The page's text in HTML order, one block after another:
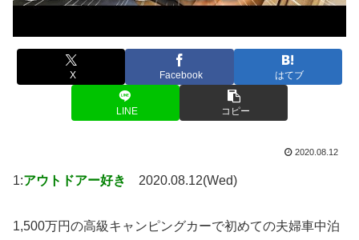
X Facebook はてブ
LINE コピー
2020.08.12
1:アウトドアー好き 2020.08.12(Wed)
1,500万円の高級キャンピングカーで初めての夫婦車中泊